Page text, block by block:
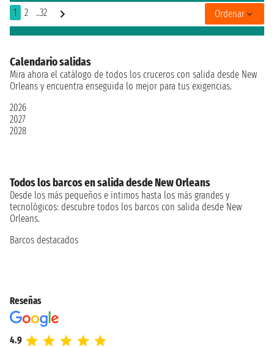
1 2 ..32 Ordenar
Calendario salidas
Mira ahora el catálogo de todos los cruceros con salida desde New
Orleans y encuentra enseguida lo mejor para tus exigencias.
2026
2027
2028
Todos los barcos en salida desde New Orleans
Desde los más pequeños e íntimos hasta los más grandes y
tecnológicos: descubre todos los barcos con salida desde New
Orleans.
Barcos destacados
Reseñas
4.9